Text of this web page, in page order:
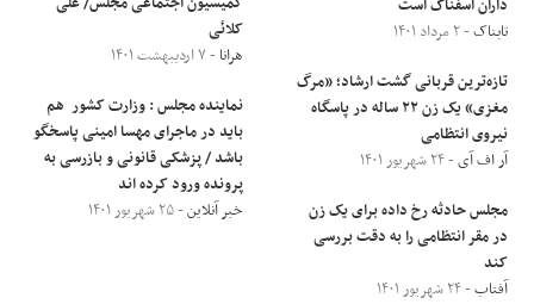
داران اسفناک است
تابناک- ۲ مرداد ۱۴۰۱
تازه‌ترین قربانی گشت ارشاد؛ «مرگ
مغزی» یک زن ۲۲ ساله در پاسگاه
نیروی انتظامی
آر اف آی- ۲۴ شهریور ۱۴۰۱
مجلس حادثه رخ داده برای یک زن
در مقر انتظامی را به دقت بررسی
کند
آفتاب- ۲۴ شهریور ۱۴۰۱
کلائی
هرانا - ۷ اردیبهشت ۱۴۰۱
نماینده مجلس : وزارت کشور هم
باید در ماجرای مهسا امینی پاسخگو
باشد / پزشکی قانونی و بازرسی به
پرونده ورود کرده اند
خبر آنلاین- ۲۵ شهریور ۱۴۰۱